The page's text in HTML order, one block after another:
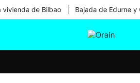
vivienda de Bilbao Bajada de Edurne y